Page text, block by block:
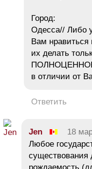
Город:
Одесса// Либо
Вам нравиться
их делать
ПОЛНОЦЕННОЕ
в отличии от
Ответить
Jen 18
Любое
существования
рождаемость